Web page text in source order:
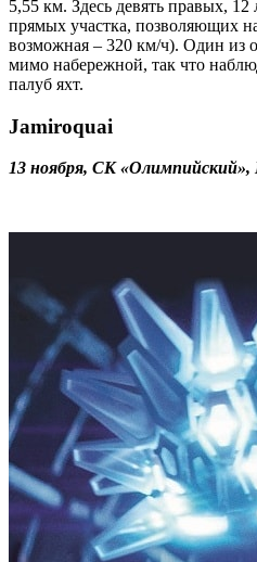
5,55 км. Здесь девять правых,
прямых участка, позволяющих
возможная – 320 км/ч). Один из
мимо набережной, так что
палуб яхт.
Jamiroquai
13 ноября, СК «Олимпийский»,